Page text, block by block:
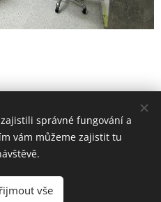
Veselí nad Moravou |
Webnode
správné fungování a
vám můžeme zajistit tu
vše